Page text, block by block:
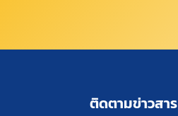
ติดตามข่าวสาร